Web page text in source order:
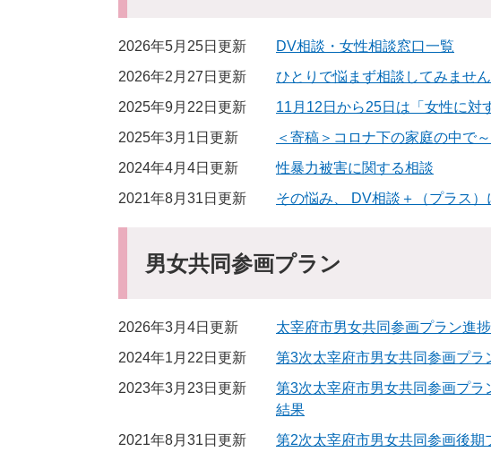
2026年5月25日更新
DV相談・女性相談窓口一覧
2026年2月27日更新
ひとりで悩まず相談してみませ
2025年9月22日更新
11月12日から25日は「女性に対
2025年3月1日更新
＜寄稿＞コロナ下の家庭の中で
2024年4月4日更新
性暴力被害に関する相談
2021年8月31日更新
その悩み、 DV相談＋（プラス）
男女共同参画プラン
2026年3月4日更新
太宰府市男女共同参画プラン進
2024年1月22日更新
第3次太宰府市男女共同参画プラ
2023年3月23日更新
第3次太宰府市男女共同参画プ
結果
2021年8月31日更新
第2次太宰府市男女共同参画後期